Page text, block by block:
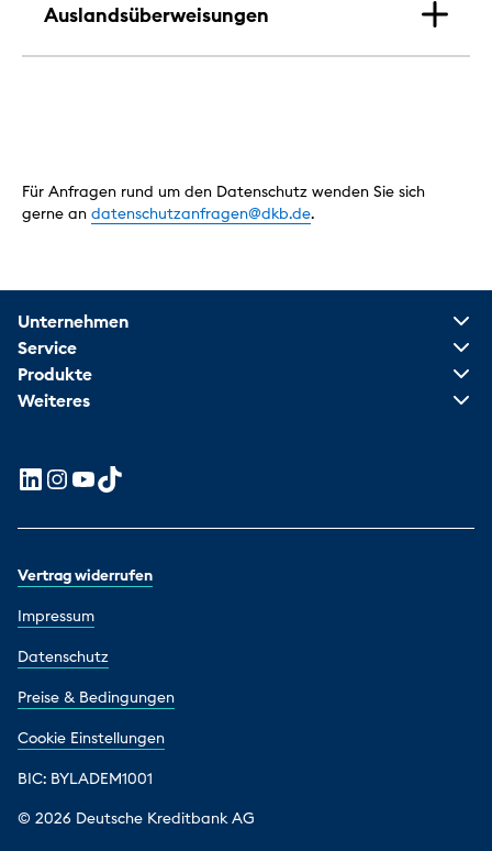
Auslandsüberweisungen
Für Anfragen rund um den Datenschutz wenden Sie sich
gerne an datenschutzanfragen@dkb.de.
Unternehmen
Service
Produkte
Weiteres
© 2026 Deutsche Kreditbank AG
Vertrag widerrufen
Impressum
Datenschutz
Preise & Bedingungen
Cookie Einstellungen
BIC: BYLADEM1001